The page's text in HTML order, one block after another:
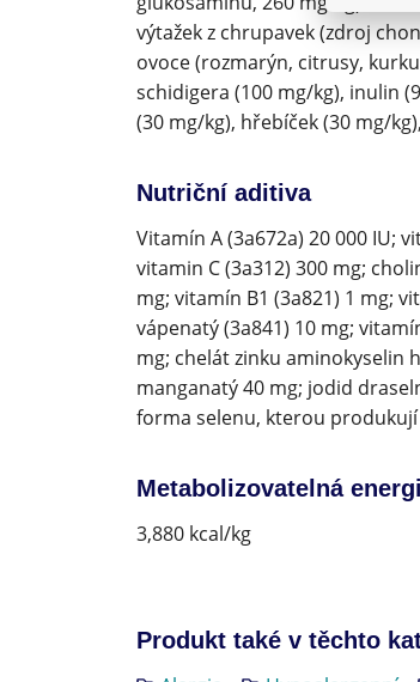
výtažek z chrupavek (zdroj
ovoce (rozmarýn, citrusy,
schidigera (100 mg/kg), inulin
(30 mg/kg), hřebíček (30 mg/
Nutriční aditiva
Vitamín A (3a672a) 20 000 IU;
vitamin C (3a312) 300 mg;
mg; vitamín B1 (3a821) 1 mg;
vápenatý (3a841) 10 mg;
mg; chelát zinku aminokyselin
manganatý 40 mg; jodid
forma selenu, kterou produkují
Metabolizovatelná
3,880 kcal/kg
Produkt také v těchto